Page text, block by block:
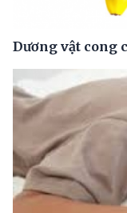
Dương vật cong